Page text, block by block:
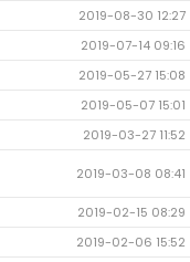
2019-08-30 12:27
2019-07-14 09:16
2019-05-27 15:08
2019-05-07 15:01
2019-03-27 11:52
2019-03-08 08:41
2019-02-15 08:29
2019-02-06 15:52